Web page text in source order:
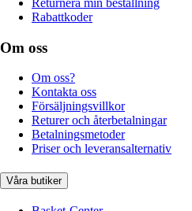
Returnera min beställning
Rabattkoder
Om oss
Om oss?
Kontakta oss
Försäljningsvillkor
Returer och återbetalningar
Betalningsmetoder
Priser och leveransalternativ
Våra butiker